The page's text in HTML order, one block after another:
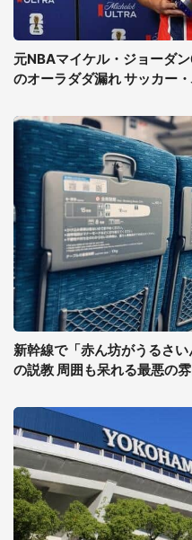
元NBAマイケル・ジョーダ
のオーラダダ漏れ サッカー
新幹線で「赤ん坊がうるさ
の説教 周囲も呆れる最悪の